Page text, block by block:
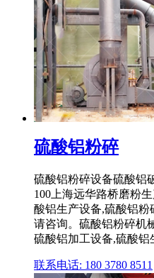
硫酸铝粉碎
硫酸铝粉碎设备硫酸铝
100上海远华路桥磨粉
酸铝生产设备,硫酸铝粉
请咨询。硫酸铝粉碎机
硫酸铝加工设备,硫酸铝
联系电话: 180 3780 8511